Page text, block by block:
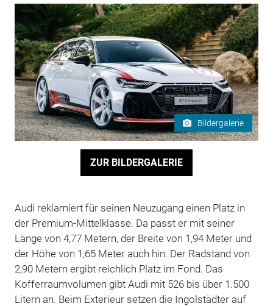
Bildergalerie
ZUR BILDERGALERIE
Audi reklamiert für seinen Neuzugang einen Platz in
der Premium-Mittelklasse. Da passt er mit seiner
Länge von 4,77 Metern, der Breite von 1,94 Meter und
der Höhe von 1,65 Meter auch hin. Der Radstand von
2,90 Metern ergibt reichlich Platz im Fond. Das
Kofferraumvolumen gibt Audi mit 526 bis über 1.500
Litern an. Beim Exterieur setzen die Ingolstädter auf